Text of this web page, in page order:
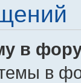
в
в